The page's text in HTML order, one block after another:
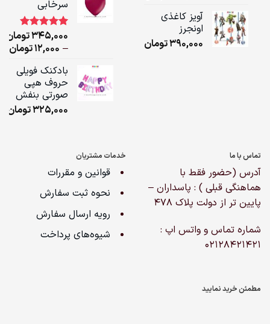
آویز کاغذی
اونجرز
390,000تومان
سرخابی
امتیاز5.00
1
مشتری
345,000تومان
–
12,000تومان
بادکنک فویلی
حروف هپی
صورتی بنفش
325,000تومان
تماس با ما
آدرس (حضور فقط با
هماهنگی قبلی ) : پاسداران –
پایین تر از دولت پلاک ۴۷۸
شماره تماس و واتس اپ :
02128421421
خدمات مشتریان
قوانین و مقررات
نحوه ثبت سفارش
رویه ارسال سفارش
شیوه‌های پرداخت
مطمئن خرید نمایید